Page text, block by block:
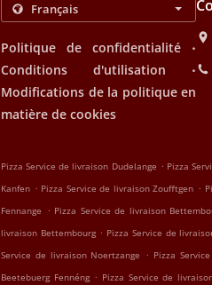
Politique de confidentialité .
Conditions d'utilisation .
Modifications de la politique en
matière de cookies
Pizza Service de livraison Dudelange . Pizza
Kanfen . Pizza Service de livraison Zoufftgen .
Fennange . Pizza Service de livraison
livraison Bettembourg . Pizza Service de
Service de livraison Noertzange . Pizza
Beetebuerg Fennéng . Pizza Service de